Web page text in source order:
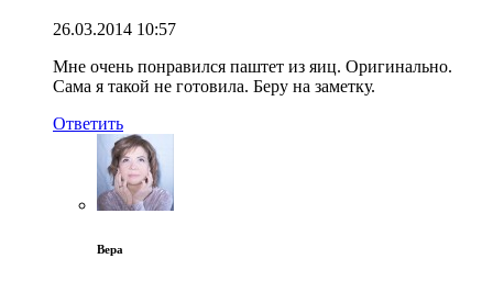
26.03.2014 10:57
Мне очень понравился паштет из яиц. Оригинально.
Сама я такой не готовила. Беру на заметку.
Ответить
Вера